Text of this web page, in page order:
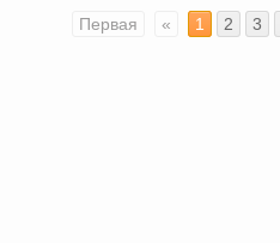
Первая « 1 2 3